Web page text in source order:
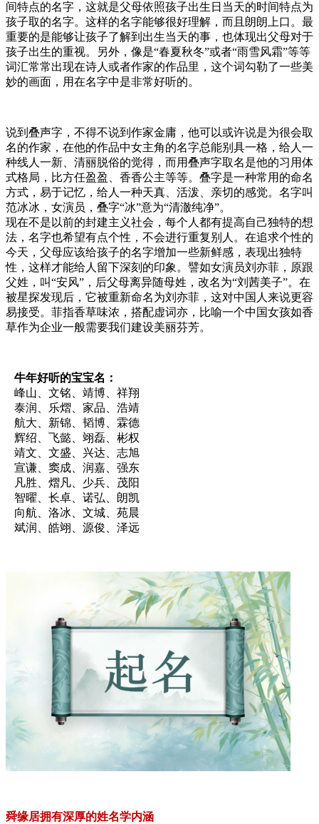
间特点的名字，这就是父母依照孩子出生日当天的时间特点为
孩子取的名字。这样的名字能够很好理解，而且朗朗上口。最
重要的是能够让孩子了解到出生当天的事，也体现出父母对于
孩子出生的重视。另外，像是“春夏秋冬”或者“雨雪风霜”等等
词汇常常出现在诗人或者作家的作品里，这个词勾勒了一些美
妙的画面，用在名字中是非常好听的。
说到叠声字，不得不说到作家金庸，他可以或许说是为很会取
名的作家，在他的作品中女主角的名字总能别具一格，给人一
种线人一新、清丽脱俗的觉得，而用叠声字取名是他的习用体
式格局，比方任盈盈、香香公主等等。叠字是一种常用的命名
方式，易于记忆，给人一种天真、活泼、亲切的感觉。名字叫
范冰冰，女演员，叠字“冰”意为“清澈纯净”。
现在不是以前的封建主义社会，每个人都有提高自己独特的想
法，名字也希望有点个性，不会进行重复别人。在追求个性的
今天，父母应该给孩子的名字增加一些新鲜感，表现出独特
性，这样才能给人留下深刻的印象。譬如女演员刘亦菲，原跟
父姓，叫“安风”，后父母离异随母姓，改名为“刘茜美子”。在
被星探发现后，它被重新命名为刘亦菲，这对中国人来说更容
易接受。菲指香草味浓，搭配虚词亦，比喻一个中国女孩如香
草作为企业一般需要我们建设美丽芬芳。
牛年好听的宝宝名：
峰山、文铭、靖博、祥翔
泰润、乐熠、家品、浩靖
航大、新锦、韬博、霖德
辉绍、飞懿、翊磊、彬权
靖文、文盛、兴达、志旭
宣谦、窦成、润嘉、强东
凡胜、熠凡、少兵、茂阳
智曜、长卓、诺弘、朗凯
向航、洛冰、文城、苑晨
斌润、皓翊、源俊、泽远
舜缘居拥有深厚的姓名学内涵